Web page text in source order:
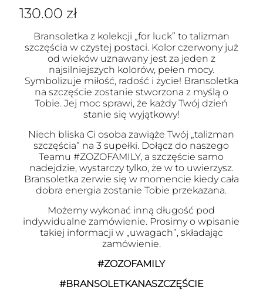
130.00 zł
Bransoletka z kolekcji „for luck” to talizman
szczęścia w czystej postaci. Kolor czerwony już
od wieków uznawany jest za jeden z
najsilniejszych kolorów, pełen mocy.
Symbolizuje miłość, radość i życie! Bransoletka
na szczęście zostanie stworzona z myślą o
Tobie. Jej moc sprawi, że każdy Twój dzień
stanie się wyjątkowy!
Niech bliska Ci osoba zawiąże Twój „talizman
szczęścia” na 3 supełki. Dołącz do naszego
Teamu #ZOZOFAMILY, a szczęście samo
nadejdzie, wystarczy tylko, że w to uwierzysz.
Bransoletka zerwie się w momencie kiedy cała
dobra energia zostanie Tobie przekazana.
Możemy wykonać inną długość pod
indywidualne zamówienie. Prosimy o wpisanie
takiej informacji w „uwagach”, składając
zamówienie.
#ZOZOFAMILY
#BRANSOLETKANASZCZĘŚCIE